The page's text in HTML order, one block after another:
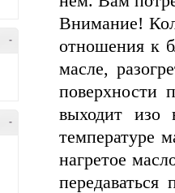
-
-
Внимание!
отношения к
масле,
поверхности
выходит изо
температуре
нагретое